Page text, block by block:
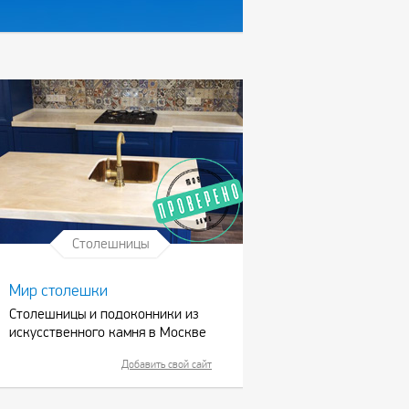
Столешницы
Мир столешки
Столешницы и подоконники из
искусственного камня в Москве
Добавить свой сайт